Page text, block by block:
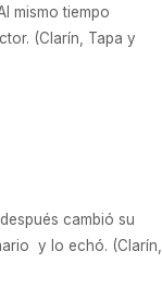
mismo tiempo
(Clarín, Tapa y
cambió su
y lo echó. (Clarín,